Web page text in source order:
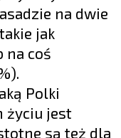
na dwie
jak
na coś
Polki
życiu jest
są też dla